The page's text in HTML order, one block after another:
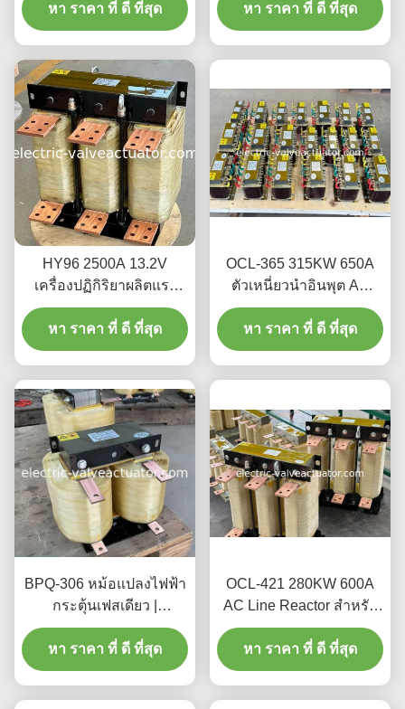
เวอร์เตอร์จากฮาร์โมนิกส์
380V/660V
หา ราคา ที่ ดี ที่สุด
เตอร์ VFD
หา ราคา ที่ ดี ที่สุด
HY96 2500A 13.2V
เครื่องปฏิกิริยาผลิตแรง
หนัก
หา ราคา ที่ ดี ที่สุด
OCL-365 315KW 650A
ตัวเหนี่ยวนำอินพุต AC
สำหรับอินเวอร์เตอร์ (VFD)
หา ราคา ที่ ดี ที่สุด
BPQ-306 หม้อแปลงไฟฟ้า
กระตุ้นเฟสเดียว |
หม้อแปลงควบคุมด้วยแม่
เหล็กสำหรับระบบไฟฟ้า
หา ราคา ที่ ดี ที่สุด
OCL-421 280KW 600A
AC Line Reactor สําหรับ
VFD Inverter Input Output
หา ราคา ที่ ดี ที่สุด